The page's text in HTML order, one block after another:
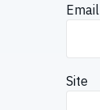
Email
Site